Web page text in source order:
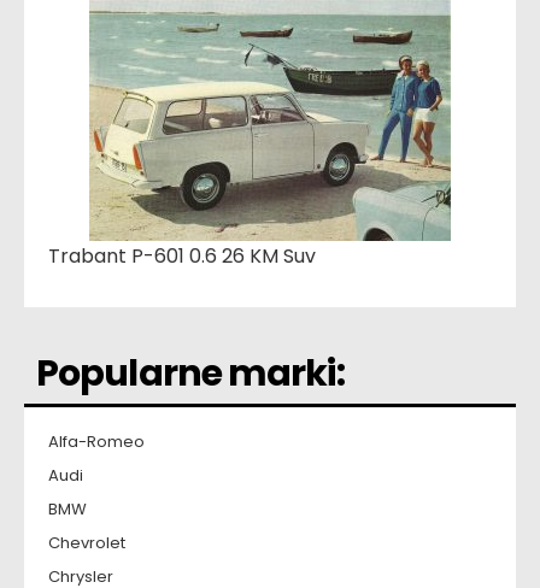
Trabant P-601 0.6 26 KM Suv
Popularne marki:
Alfa-Romeo
Audi
BMW
Chevrolet
Chrysler